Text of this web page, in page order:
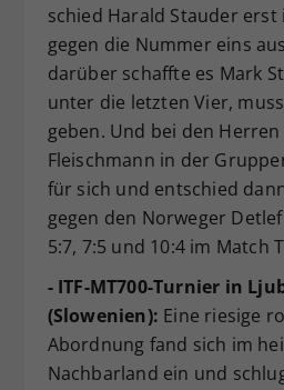
schied Harald Stauder erst
gegen die Nummer eins
darüber schaffte es Mark
unter die letzten Vier,
geben. Und bei den
Fleischmann in der
für sich und entschied
gegen den Norweger
5:7, 7:5 und 10:4 im Match
- ITF-MT700-Turnier in
(Slowenien): Eine riesige
Abordnung fand sich im
Nachbarland ein und